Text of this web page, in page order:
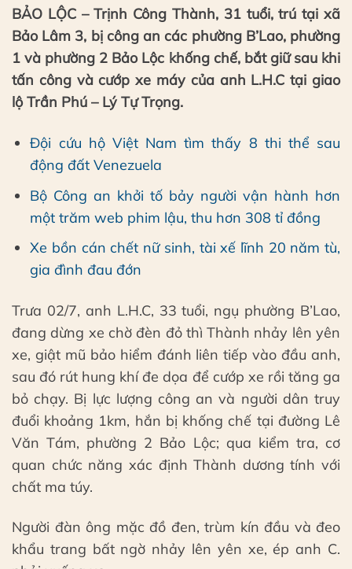
BẢO LỘC – Trịnh Công Thành, 31 tuổi, trú tại xã
Bảo Lâm 3, bị công an các phường B’Lao, phường
1 và phường 2 Bảo Lộc khống chế, bắt giữ sau khi
tấn công và cướp xe máy của anh L.H.C tại giao
lộ Trần Phú – Lý Tự Trọng.
Đội cứu hộ Việt Nam tìm thấy 8 thi thể sau
động đất Venezuela
Bộ Công an khởi tố bảy người vận hành hơn
một trăm web phim lậu, thu hơn 308 tỉ đồng
Xe bồn cán chết nữ sinh, tài xế lĩnh 20 năm tù,
gia đình đau đớn
Trưa 02/7, anh L.H.C, 33 tuổi, ngụ phường B’Lao,
đang dừng xe chờ đèn đỏ thì Thành nhảy lên yên
xe, giật mũ bảo hiểm đánh liên tiếp vào đầu anh,
sau đó rút hung khí đe dọa để cướp xe rồi tăng ga
bỏ chạy. Bị lực lượng công an và người dân truy
đuổi khoảng 1km, hắn bị khống chế tại đường Lê
Văn Tám, phường 2 Bảo Lộc; qua kiểm tra, cơ
quan chức năng xác định Thành dương tính với
chất ma túy.
Người đàn ông mặc đồ đen, trùm kín đầu và đeo
khẩu trang bất ngờ nhảy lên yên xe, ép anh C.